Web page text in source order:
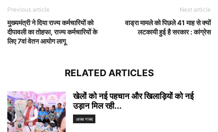
Previous article
मुख्यमंत्री ने दिया राज्य कर्मचारियों को
दीपावली का तोहफा, राज्य कर्मचारियों के
लिए 7वां वेतन आयोग लागू
Next article
वाड्रा मामले को पिछले 41 माह से क्यों
लटकायी हुई है सरकार : कांग्रेस
RELATED ARTICLES
खेलों को नई पहचान और खिलाड़ियों को नई
उड़ान मिल रही...
अजब गजब